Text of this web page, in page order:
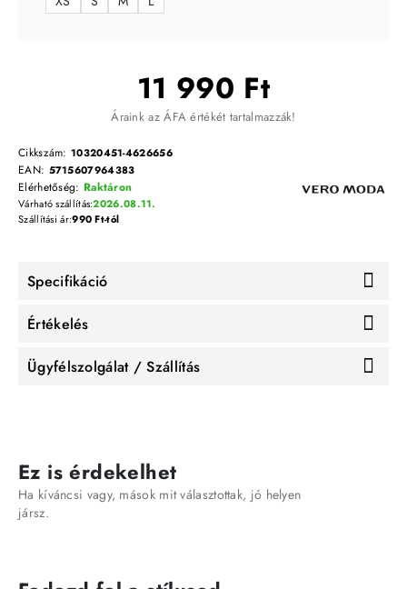
11 990 Ft
Áraink az ÁFA értékét tartalmazzák!
Cikkszám: 10320451-4626656
EAN: 5715607964383
Elérhetőség: Raktáron
Várható szállítás:2026.08.11.
Szállítási ár:990 Ft-tól
Specifikáció
Értékelés
Ügyfélszolgálat / Szállítás
Ez is érdekelhet
Ha kíváncsi vagy, mások mit választottak, jó helyen
jársz.